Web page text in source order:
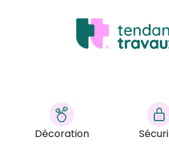
Décoration